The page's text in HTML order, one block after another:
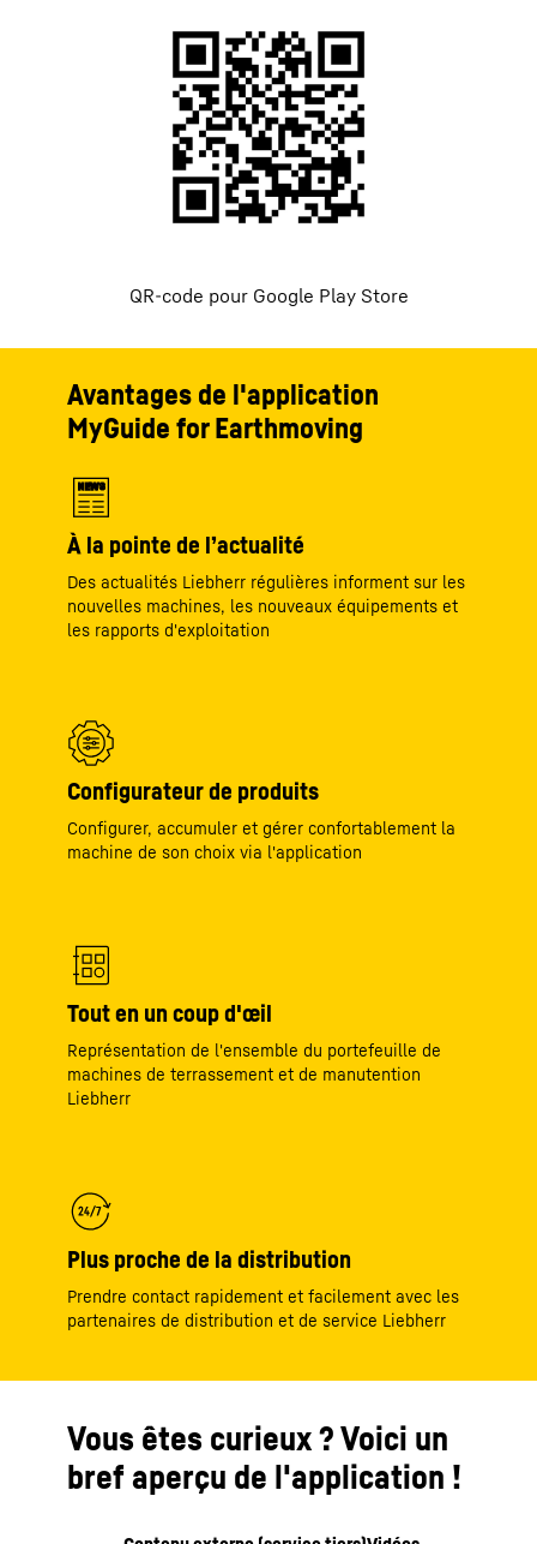
QR-code pour Google Play Store
Avantages de l'application
MyGuide for Earthmoving
NEWS
À la pointe de l’actualité
Des actualités Liebherr régulières informent sur les
nouvelles machines, les nouveaux équipements et
les rapports d'exploitation
Configurateur de produits
Configurer, accumuler et gérer confortablement la
machine de son choix via l'application
Tout en un coup d'œil
Représentation de l'ensemble du portefeuille de
machines de terrassement et de manutention
Liebherr
Plus proche de la distribution
Prendre contact rapidement et facilement avec les
partenaires de distribution et de service Liebherr
Vous êtes curieux ? Voici un
bref aperçu de l'application !